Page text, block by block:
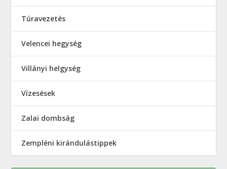
Túravezetés
Velencei hegység
Villányi helgység
Vízesések
Zalai dombság
Zempléni kirándulástippek